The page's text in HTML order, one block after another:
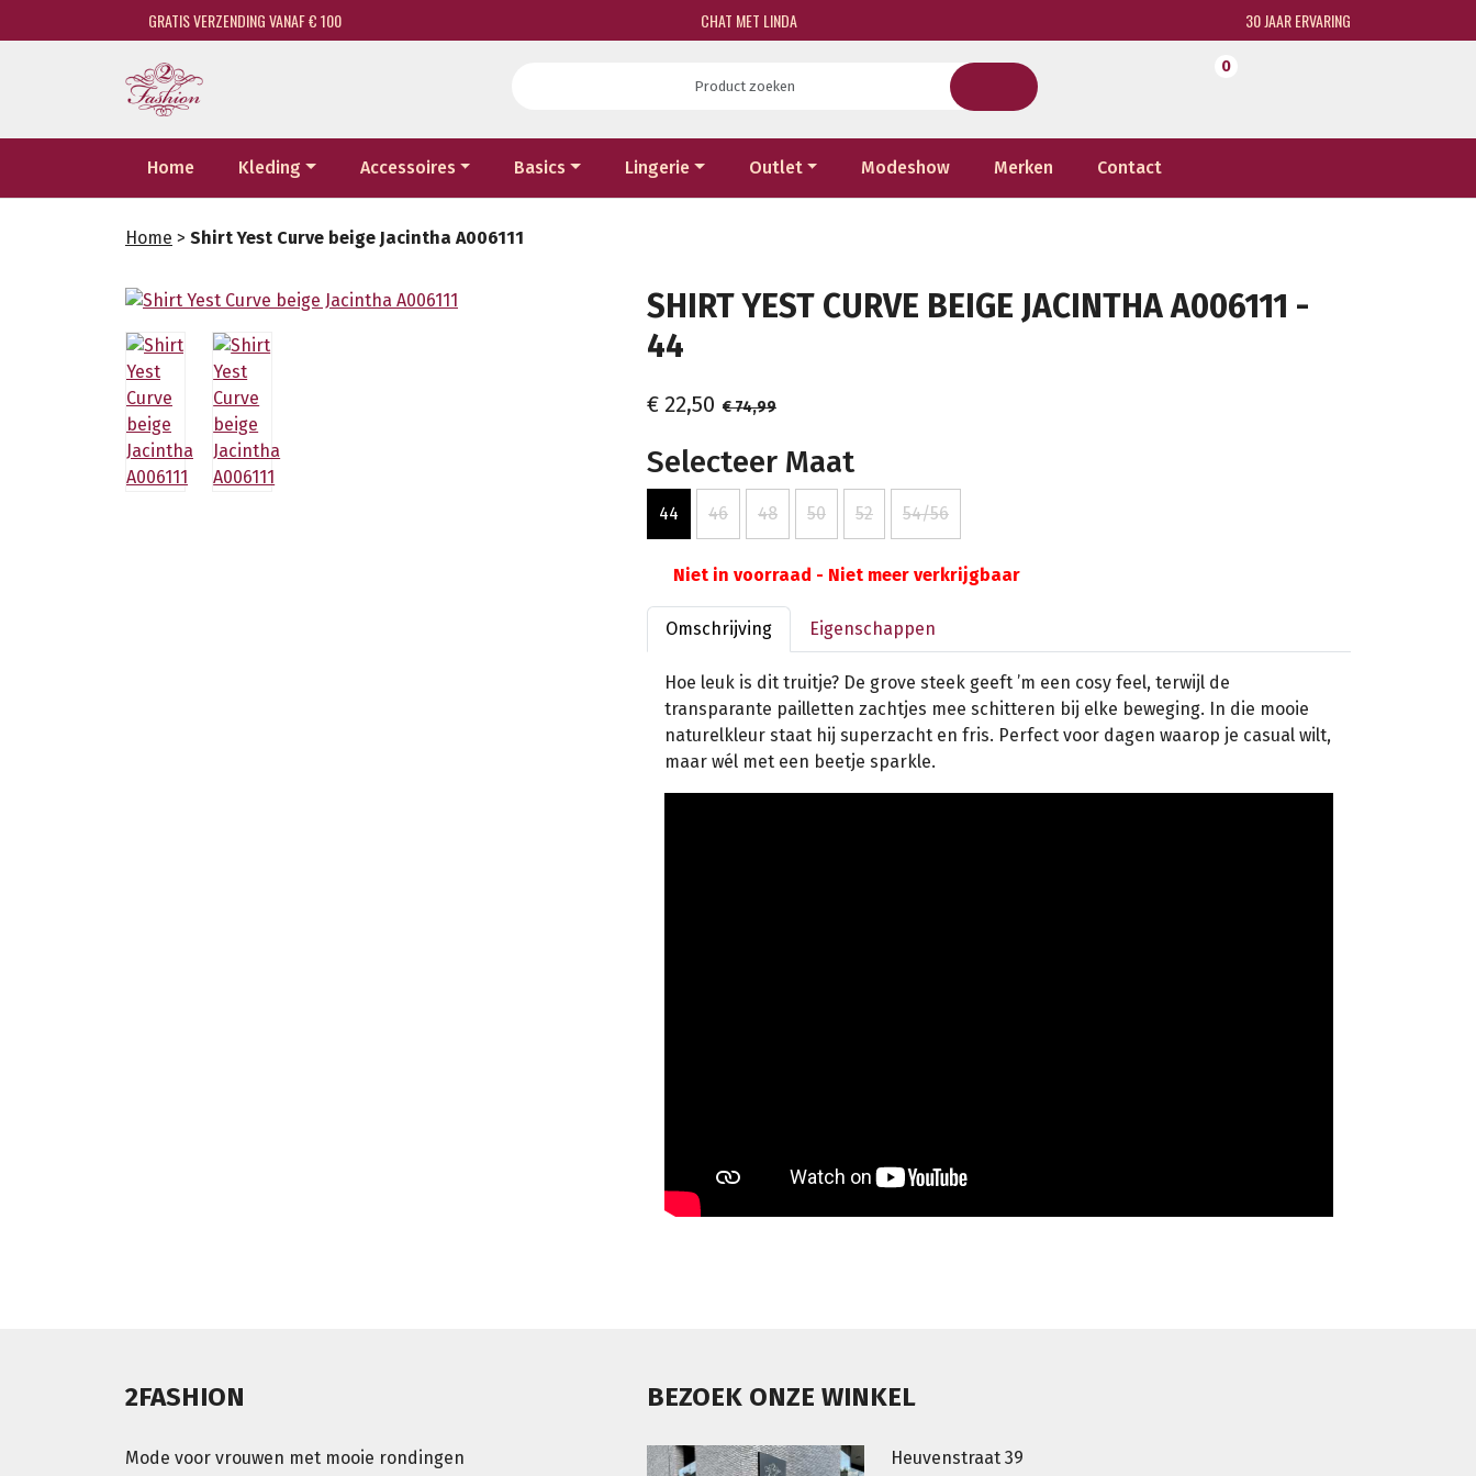
GRATIS VERZENDING VANAF € 100 CHAT MET LINDA 30 JAAR ERVARING
0
Home Kleding Accessoires Basics Lingerie Outlet Modeshow Merken Contact
Home > Shirt Yest Curve beige Jacintha A006111
SHIRT YEST CURVE BEIGE JACINTHA A006111 -
44
€ 22,50 € 74,99
Selecteer Maat
44 46 48 50 52 54/56
Niet in voorraad - Niet meer verkrijgbaar
Omschrijving Eigenschappen
Hoe leuk is dit truitje? De grove steek geeft ’m een cosy feel, terwijl de
transparante pailletten zachtjes mee schitteren bij elke beweging. In die mooie
naturelkleur staat hij superzacht en fris. Perfect voor dagen waarop je casual wilt,
maar wél met een beetje sparkle.
2FASHION
Mode voor vrouwen met mooie rondingen
BEZOEK ONZE WINKEL
Heuvenstraat 39